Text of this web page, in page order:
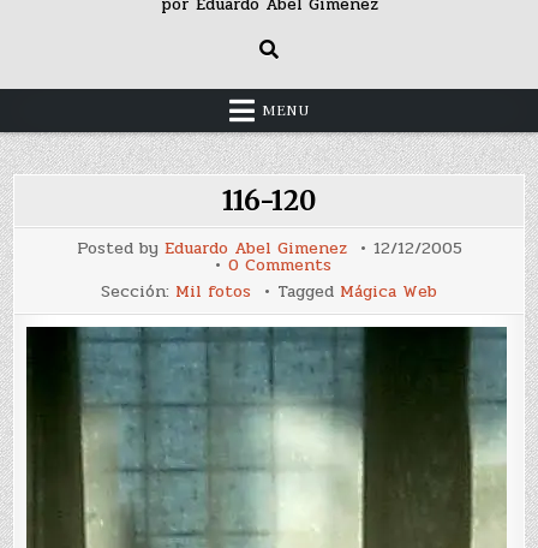
MENU
116-120
Posted by Eduardo Abel Gimenez 12/12/2005
0 Commentson
116-
120
Sección: Mil fotos Tagged Mágica Web